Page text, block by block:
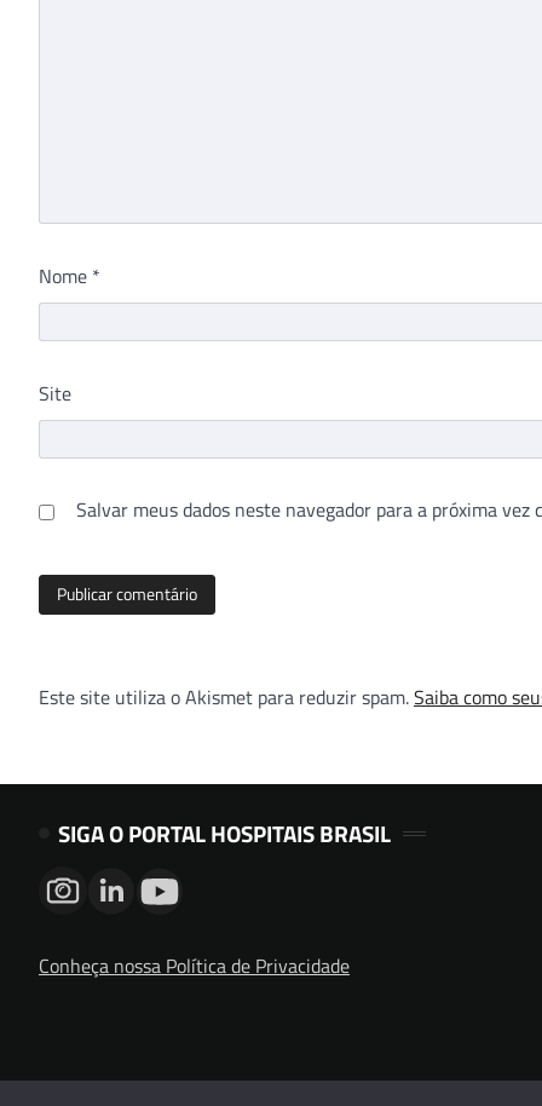
Nome *
Site
Salvar meus dados neste navegador para a próxima vez
Este site utiliza o Akismet para reduzir spam.Saiba como
SIGA O PORTAL HOSPITAIS BRASIL
Conheça nossa Política de Privacidade